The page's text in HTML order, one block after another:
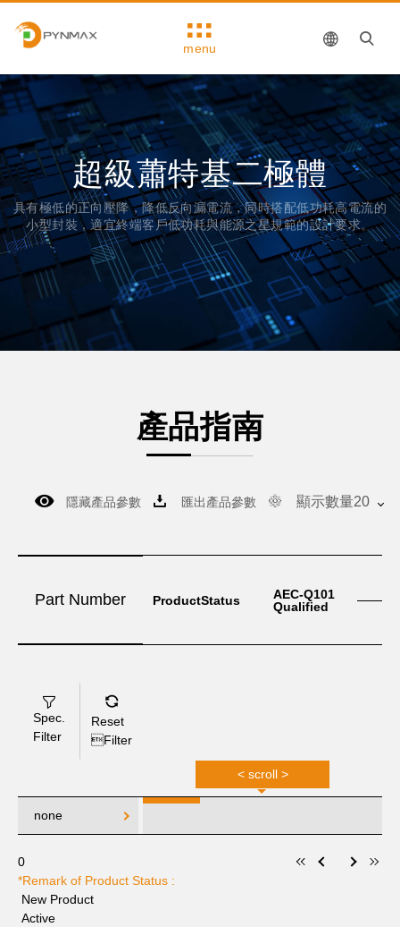
menu
超級蕭特基二極體
具有極低的正向壓降，降低反向漏電流，同時搭配低功耗高電流的
小型封裝，適宜終端客戶低功耗與能源之星規範的設計要求。
產品指南
隱藏產品參數 匯出產品參數 顯示數量20
Part Number
Spec.
Filter
Reset
Filter
none
ProductStatus
AEC-Q101
Qualified
< scroll >
0
*Remark of Product Status :
New Product
Active